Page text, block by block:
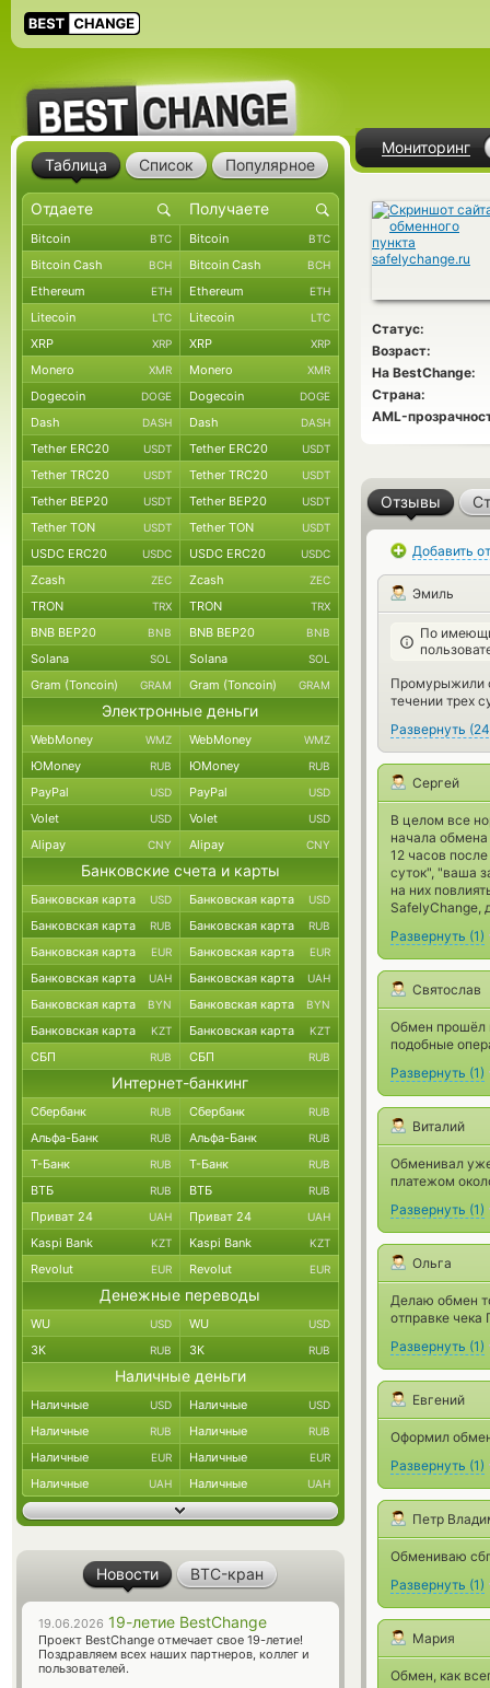
Мониторинг
Статус:
Возраст:
На BestChange:
Страна:
AML-
Отзывы
Добавить
Эмиль
По
Промурыжили
течении трех
Развернуть (24
Сергей
В целом все
начала
12 часов
суток", "ваша
на них
SafelyChange,
Развернуть (1)
Святослав
Обмен прошёл
подобные
Развернуть (1)
Виталий
Обменивал
платежом
Развернуть (1)
Ольга
Делаю обмен
отправке
Развернуть (1)
Евгений
Оформил
Развернуть (1)
Петр
Обмениваю
Развернуть (1)
Мария
Обмен, как
Таблица Список Популярное
Bitcoin BTC Bitcoin BTC
Bitcoin Cash BCH Bitcoin Cash BCH
Ethereum ETH Ethereum ETH
Litecoin LTC Litecoin LTC
XRP XRP XRP XRP
Monero XMR Monero XMR
Dogecoin DOGE Dogecoin DOGE
Dash DASH Dash DASH
Tether ERC20 USDT Tether ERC20 USDT
Tether TRC20 USDT Tether TRC20 USDT
Tether BEP20 USDT Tether BEP20 USDT
Tether TON USDT Tether TON USDT
USDC ERC20 USDC USDC ERC20 USDC
Zcash ZEC Zcash ZEC
TRON TRX TRON TRX
BNB BEP20 BNB BNB BEP20 BNB
Solana SOL Solana SOL
Gram (Toncoin) GRAM Gram (Toncoin) GRAM
Электронные деньги
WebMoney WMZ WebMoney WMZ
ЮMoney RUB ЮMoney RUB
PayPal USD PayPal USD
Volet USD Volet USD
Alipay CNY Alipay CNY
Банковские счета и карты
Банковская карта USD Банковская карта USD
Банковская карта RUB Банковская карта RUB
Банковская карта EUR Банковская карта EUR
Банковская карта UAH Банковская карта UAH
Банковская карта BYN Банковская карта BYN
Банковская карта KZT Банковская карта KZT
СБП RUB СБП RUB
Интернет-банкинг
Сбербанк RUB Сбербанк RUB
Альфа-Банк RUB Альфа-Банк RUB
Т-Банк RUB Т-Банк RUB
ВТБ RUB ВТБ RUB
Приват 24 UAH Приват 24 UAH
Kaspi Bank KZT Kaspi Bank KZT
Revolut EUR Revolut EUR
Денежные переводы
WU USD WU USD
ЗК RUB ЗК RUB
Наличные деньги
Наличные USD Наличные USD
Наличные RUB Наличные RUB
Наличные EUR Наличные EUR
Наличные UAH Наличные UAH
Новости BTC-кран
19.06.2026 19-летие BestChange
Проект BestChange отмечает свое 19-летие!
Поздравляем всех наших партнеров, коллег и
пользователей.